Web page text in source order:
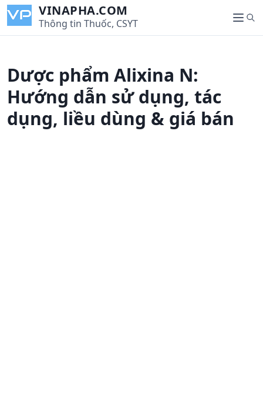
i
VINAPHA.COM
Thông tin Thuốc, CSYT
M
e
S
e
Dược phẩm Alixina N:
Hướng dẫn sử dụng, tác
dụng, liều dùng & giá bán